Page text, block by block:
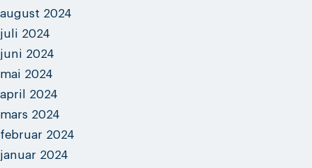
august 2024
juli 2024
juni 2024
mai 2024
april 2024
mars 2024
februar 2024
januar 2024